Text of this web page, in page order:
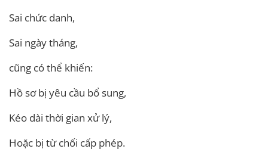
Sai chức danh,
Sai ngày tháng,
cũng có thể khiến:
Hồ sơ bị yêu cầu bổ sung,
Kéo dài thời gian xử lý,
Hoặc bị từ chối cấp phép.